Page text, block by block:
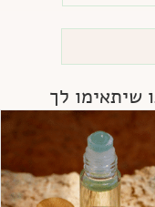
שיתאימו לך